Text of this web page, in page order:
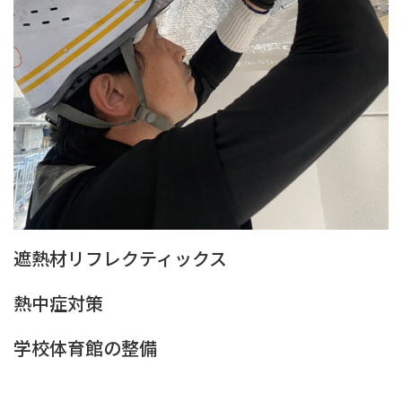
遮熱材リフレクティックス
熱中症対策
学校体育館の整備